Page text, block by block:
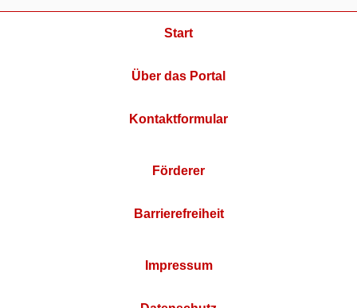
Start
Über das Portal
Kontaktformular
Förderer
Barrierefreiheit
Impressum